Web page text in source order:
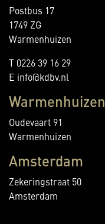
Postbus 17
1749 ZG
Warmenhuizen
T 0226 39 16 29
E info@kdbv.nl
Warmenhuizen
Oudevaart 91
Warmenhuizen
Amsterdam
Zekeringstraat 50
Amsterdam